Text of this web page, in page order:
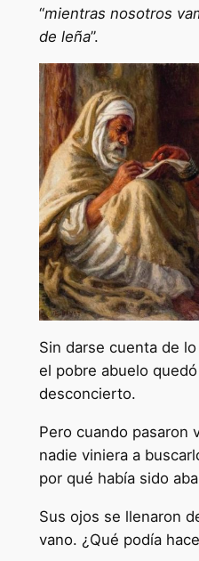
“mientras nosotros
de leña”.
Sin darse cuenta de
el pobre abuelo
desconcierto.
Pero cuando pasaron
nadie viniera a
por qué había sido
Sus ojos se llenaron
vano. ¿Qué podía